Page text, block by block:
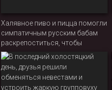
Халявное пиво и пицца помогли
симпатичным русским бабам
раскрепоститься, чтобы
потрахаться с новыми
знакомыми